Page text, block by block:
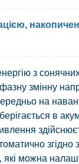
з
змінну
на
в
згідно
які можна